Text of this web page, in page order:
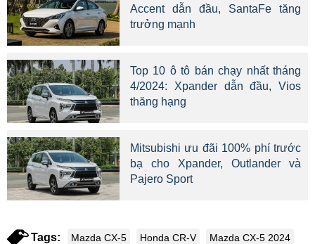
Accent dẫn đầu, SantaFe tăng
trưởng mạnh
Top 10 ô tô bán chạy nhất tháng
4/2024: Xpander dẫn đầu, Vios
thăng hạng
Mitsubishi ưu đãi 100% phí trước
bạ cho Xpander, Outlander và
Pajero Sport
Tags: Mazda CX-5 Honda CR-V Mazda CX-5 2024